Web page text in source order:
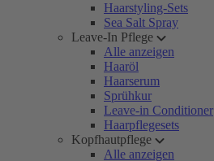
Haarstyling-Sets
Sea Salt Spray
Leave-In Pflege
Alle anzeigen
Haaröl
Haarserum
Sprühkur
Leave-in Conditioner
Haarpflegesets
Kopfhautpflege
Alle anzeigen